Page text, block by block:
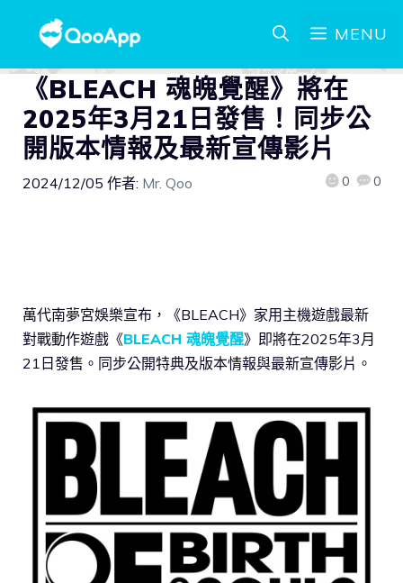
MENU
《BLEACH 魂魄覺醒》將在
2025年3月21日發售！同步公
開版本情報及最新宣傳影片
2024/12/05 作者: Mr. Qoo 0 0
萬代南夢宮娛樂宣布，《BLEACH》家用主機遊戲最新
對戰動作遊戲《BLEACH 魂魄覺醒》即將在2025年3月
21日發售。同步公開特典及版本情報與最新宣傳影片。